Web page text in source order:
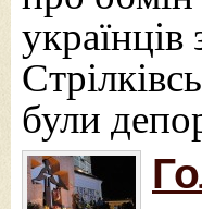
були